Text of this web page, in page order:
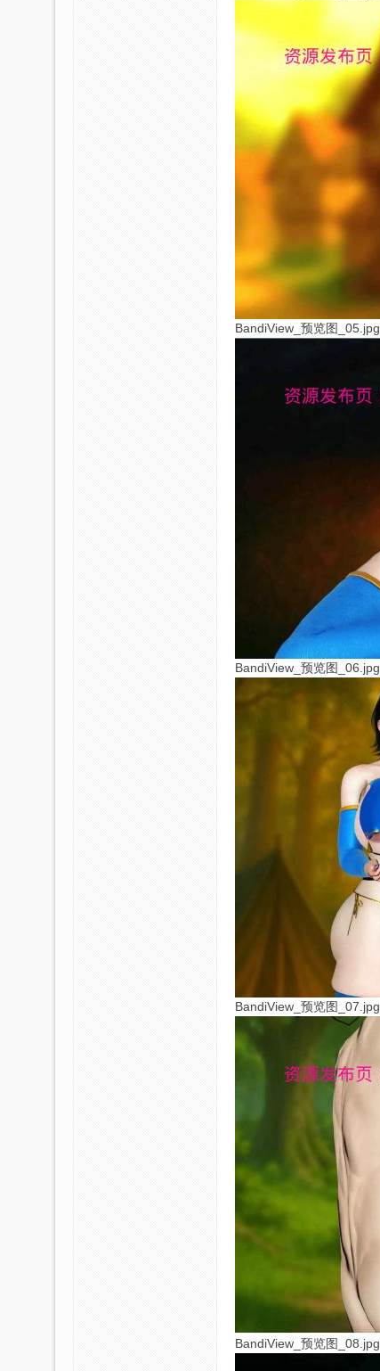
BandiView_预览图_05.jpg
BandiView_预览图_06.jpg
BandiView_预览图_07.jpg
BandiView_预览图_08.jpg